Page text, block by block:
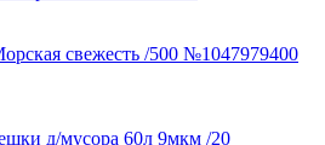
свежесть /500 №1047979400